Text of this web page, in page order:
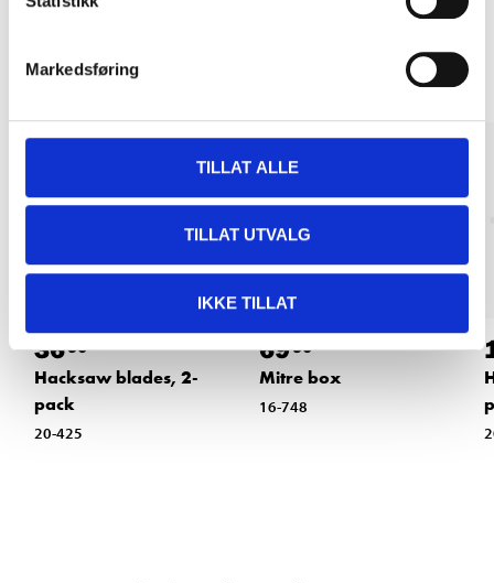
Markedsføring
TILLAT ALLE
TILLAT UTVALG
IKKE TILLAT
3690
Hacksaw blades, 2-
pack
20-425
6990
Mitre box
16-748